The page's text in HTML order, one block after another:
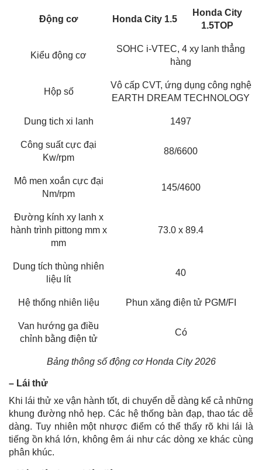
Động cơ Honda City 1.5
Honda City
1.5TOP
Kiểu động cơ
SOHC i-VTEC, 4 xy lanh thẳng
hàng
Hộp số
Vô cấp CVT, ứng dụng công nghệ
EARTH DREAM TECHNOLOGY
Dung tich xi lanh 1497
Công suất cực đại
Kw/rpm
88/6600
Mô men xoắn cực đại
Nm/rpm
145/4600
Đường kính xy lanh x
hành trình pittong mm x
mm
73.0 x 89.4
Dung tích thùng nhiên
liệu lít
40
Hệ thống nhiên liệu Phun xăng điện tử PGM/FI
Van hướng ga điều
chỉnh bằng điện tử
Có
Bảng thông số động cơ Honda City 2026
– Lái thử
Khi lái thử xe vận hành tốt, di chuyển dễ dàng kể cả những
khung đường nhỏ hẹp. Các hệ thống bàn đạp, thao tác dễ
dàng. Tuy nhiên một nhược điểm có thể thấy rõ khi lái là
tiếng ồn khá lớn, không êm ái như các dòng xe khác cùng
phân khúc.